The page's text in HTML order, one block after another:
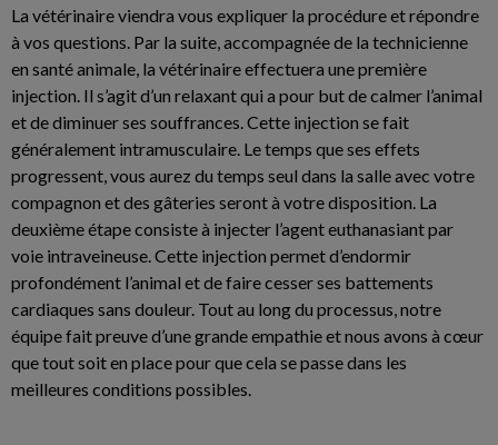
La vétérinaire viendra vous expliquer la procédure et répondre
à vos questions. Par la suite, accompagnée de la technicienne
en santé animale, la vétérinaire effectuera une première
injection. Il s’agit d’un relaxant qui a pour but de calmer l’animal
et de diminuer ses souffrances. Cette injection se fait
généralement intramusculaire. Le temps que ses effets
progressent, vous aurez du temps seul dans la salle avec votre
compagnon et des gâteries seront à votre disposition. La
deuxième étape consiste à injecter l’agent euthanasiant par
voie intraveineuse. Cette injection permet d’endormir
profondément l’animal et de faire cesser ses battements
cardiaques sans douleur. Tout au long du processus, notre
équipe fait preuve d’une grande empathie et nous avons à cœur
que tout soit en place pour que cela se passe dans les
meilleures conditions possibles.